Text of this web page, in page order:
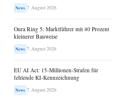
News 7. August 2026
Oura Ring 5: Marktführer mit 40 Prozent
kleinerer Bauweise
News 7. August 2026
EU AI Act: 15-Millionen-Strafen für
fehlende KI-Kennzeichnung
News 7. August 2026